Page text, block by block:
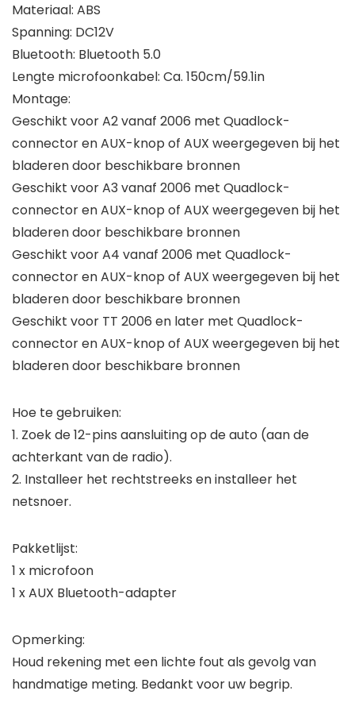
Materiaal: ABS
Spanning: DC12V
Bluetooth: Bluetooth 5.0
Lengte microfoonkabel: Ca. 150cm/59.1in
Montage:
Geschikt voor A2 vanaf 2006 met Quadlock-
connector en AUX-knop of AUX weergegeven bij het
bladeren door beschikbare bronnen
Geschikt voor A3 vanaf 2006 met Quadlock-
connector en AUX-knop of AUX weergegeven bij het
bladeren door beschikbare bronnen
Geschikt voor A4 vanaf 2006 met Quadlock-
connector en AUX-knop of AUX weergegeven bij het
bladeren door beschikbare bronnen
Geschikt voor TT 2006 en later met Quadlock-
connector en AUX-knop of AUX weergegeven bij het
bladeren door beschikbare bronnen
Hoe te gebruiken:
1. Zoek de 12-pins aansluiting op de auto (aan de
achterkant van de radio).
2. Installeer het rechtstreeks en installeer het
netsnoer.
Pakketlijst:
1 x microfoon
1 x AUX Bluetooth-adapter
Opmerking:
Houd rekening met een lichte fout als gevolg van
handmatige meting. Bedankt voor uw begrip.